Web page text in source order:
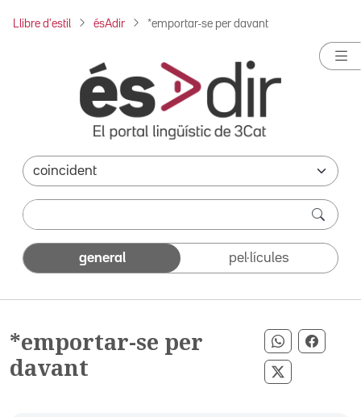
Llibre d'estil ésAdir *emportar-se per davant
general pel·lícules
*emportar-se per
davant
Compartir
Compartir